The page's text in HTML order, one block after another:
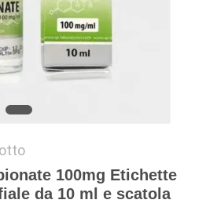
100mg Etichette
da 10 ml e scatola